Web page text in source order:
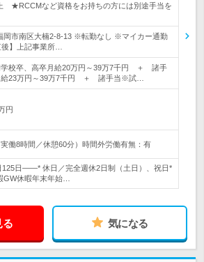
など資格をお持ちの方には別途手当を
岡市南区大楠2-8-13 ※転勤なし ※マイカー通勤
】上記事業所…
学校卒、高卒月給20万円～39万7千円 ＋ 諸手
給23万円～39万7千円 ＋ 諸手当※試…
円
働8時間／休憩60分）時間外労働有無：有
日――* 休日／完全週休2日制（土日）、祝日*
GW休暇年末年始…
る 気になる